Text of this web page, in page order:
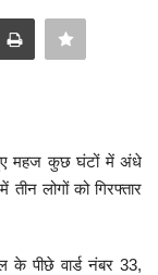
हुए महज कुछ घंटों में अंधे
लोगों को गिरफ्तार
के पीछे वार्ड नंबर 33,